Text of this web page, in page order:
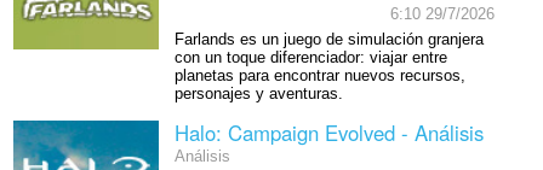
6:10 29/7/2026
Farlands es un juego de simulación granjera
con un toque diferenciador: viajar entre
planetas para encontrar nuevos recursos,
personajes y aventuras.
Halo: Campaign Evolved - Análisis
Análisis